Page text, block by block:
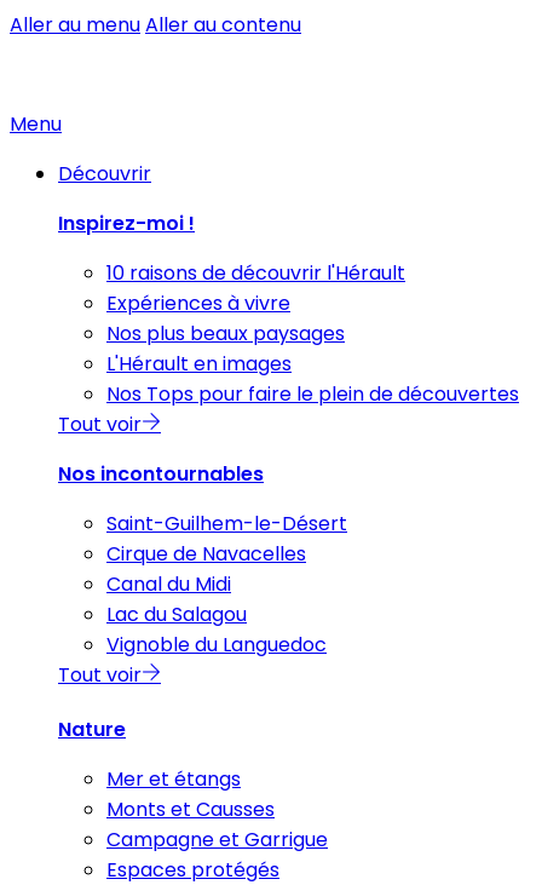
Aller au menuAller au contenu
Menu
Découvrir
Inspirez-moi !
10 raisons de découvrir l'Hérault
Expériences à vivre
Nos plus beaux paysages
L'Hérault en images
Nos Tops pour faire le plein de découvertes
Tout voir
Nos incontournables
Saint-Guilhem-le-Désert
Cirque de Navacelles
Canal du Midi
Lac du Salagou
Vignoble du Languedoc
Tout voir
Nature
Mer et étangs
Monts et Causses
Campagne et Garrigue
Espaces protégés